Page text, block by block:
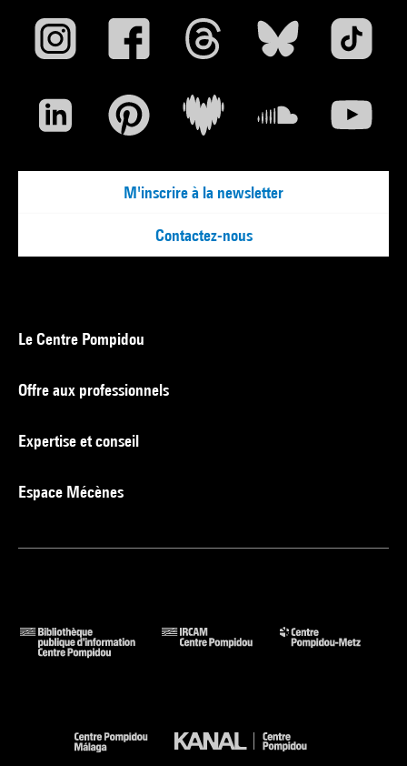
M'inscrire à la newsletter
Contactez-nous
Le Centre Pompidou
Offre aux professionnels
Expertise et conseil
Espace Mécènes